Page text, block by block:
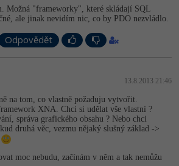
Možná "frameworky", které skládají SQL
ale jinak nevidím nic, co by PDO nezvládlo.
Odpovědět
13.8.2013 21:46
na tom, co vlastně požaduju vytvořit.
XNA. Chci si udělat vše vlastní ?
správa grafického obsahu ? Nebo chci
druhá věc, vezmu nějaký slušný základ ->
moc nebudu, začínám v něm a tak nemůžu